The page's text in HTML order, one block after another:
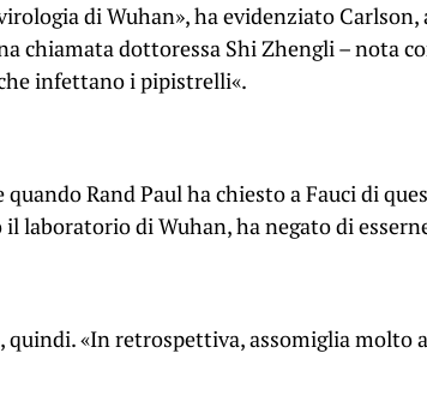
di Wuhan», ha evidenziato Carlson,
chiamata dottoressa Shi Zhengli – nota
infettano i pipistrelli«.
Rand Paul ha chiesto a Fauci di
laboratorio di Wuhan, ha negato di
«In retrospettiva, assomiglia molto